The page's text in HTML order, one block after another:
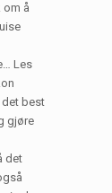
om å
Les
det best
gjøre
det